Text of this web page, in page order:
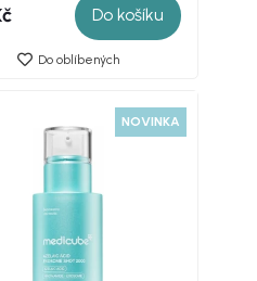
Do košíku
Do oblíbených
NOVINKA